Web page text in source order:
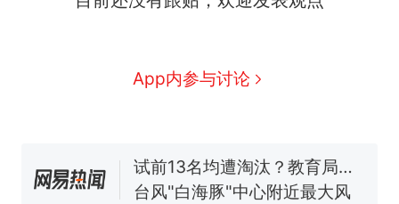
App内参与讨论
来源：参考消息）
笔试第一被第二名传话劝弃考
已叫停招聘，成立调查组全面
核查
台风"白海豚"中心附近最大风
力已达15级 最新研判